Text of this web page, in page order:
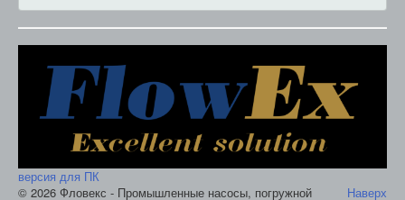
версия для ПК
Наверх
© 2026 Фловекс - Промышленные насосы, погружной